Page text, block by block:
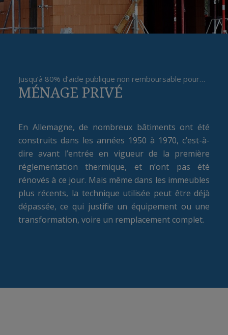
Jusqu’à 80% d’aide publique non remboursable pour…
MÉNAGE PRIVÉ
En Allemagne, de nombreux bâtiments ont été
construits dans les années 1950 à 1970, c’est-à-
dire avant l’entrée en vigueur de la première
réglementation thermique, et n’ont pas été
rénovés à ce jour. Mais même dans les immeubles
plus récents, la technique utilisée peut être déjà
dépassée, ce qui justifie un équipement ou une
transformation, voire un remplacement complet.